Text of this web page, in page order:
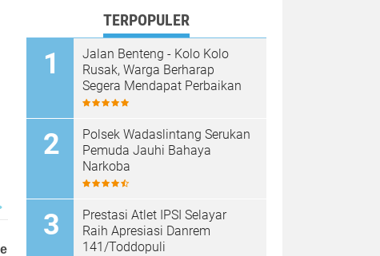
TERPOPULER
Jalan Benteng - Kolo Kolo
Rusak, Warga Berharap
Segera Mendapat Perbaikan
Polsek Wadaslintang Serukan
Pemuda Jauhi Bahaya
Narkoba
Prestasi Atlet IPSI Selayar
Raih Apresiasi Danrem
141/Toddopuli